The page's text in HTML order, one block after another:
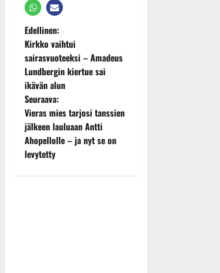
P
o
s
t
n
a
v
Edellinen:
Kirkko vaihtui
sairasvuoteeksi – Amadeus
Lundbergin kiertue sai
ikävän alun
Seuraava:
Vieras mies tarjosi tanssien
jälkeen lauluaan Antti
Ahopellolle – ja nyt se on
levytetty